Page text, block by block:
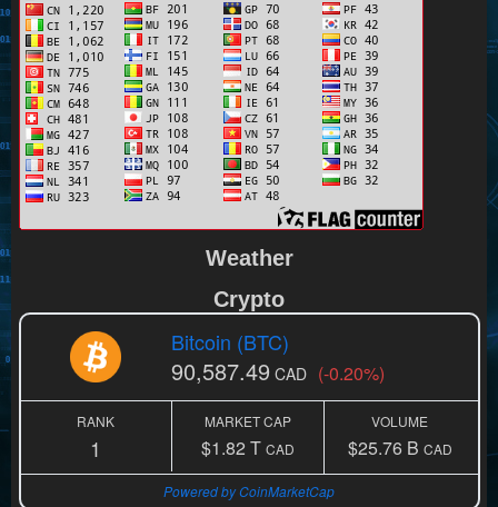
Weather
Crypto
Bitcoin (BTC)
90,587.49 CAD (-0.20%)
RANK
1
MARKET CAP
$1.82 T CAD
VOLUME
$25.76 B CAD
Powered by CoinMarketCap